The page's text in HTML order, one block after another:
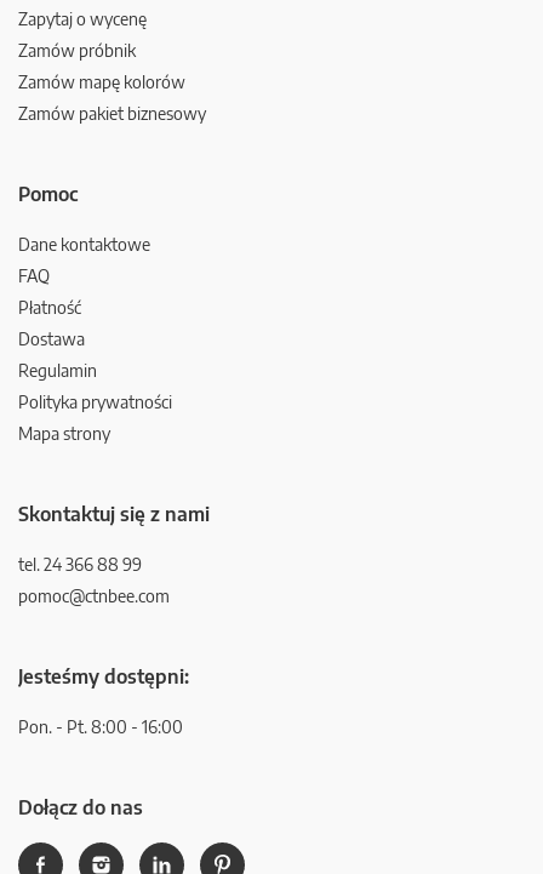
Zapytaj o wycenę
Zamów próbnik
Zamów mapę kolorów
Zamów pakiet biznesowy
Pomoc
Dane kontaktowe
FAQ
Płatność
Dostawa
Regulamin
Polityka prywatności
Mapa strony
Skontaktuj się z nami
tel. 24 366 88 99
pomoc@ctnbee.com
Jesteśmy dostępni:
Pon. - Pt. 8:00 - 16:00
Dołącz do nas